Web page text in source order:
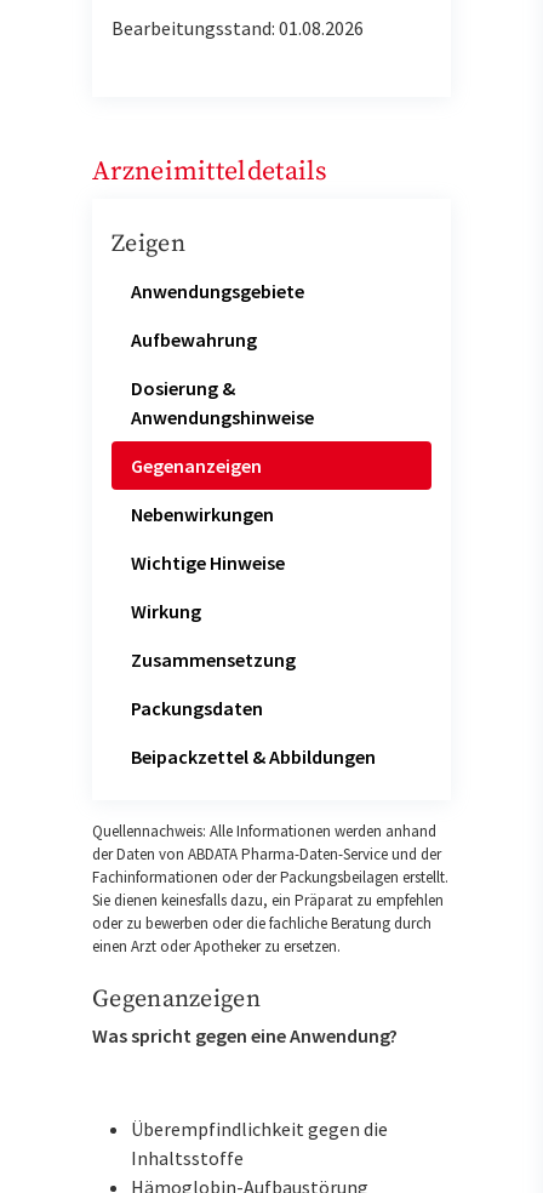
Bearbeitungsstand: 01.08.2026
Arzneimitteldetails
Zeigen
Anwendungsgebiete
Aufbewahrung
Dosierung &
Anwendungshinweise
Gegenanzeigen
Nebenwirkungen
Wichtige Hinweise
Wirkung
Zusammensetzung
Packungsdaten
Beipackzettel & Abbildungen
Quellennachweis: Alle Informationen werden anhand
der Daten von ABDATA Pharma-Daten-Service und der
Fachinformationen oder der Packungsbeilagen erstellt.
Sie dienen keinesfalls dazu, ein Präparat zu empfehlen
oder zu bewerben oder die fachliche Beratung durch
einen Arzt oder Apotheker zu ersetzen.
Gegenanzeigen
Was spricht gegen eine Anwendung?
Überempfindlichkeit gegen die
Inhaltsstoffe
Hämoglobin-Aufbaustörung